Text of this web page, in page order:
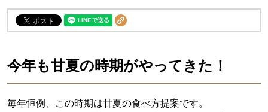
今年も甘夏の時期がやってきた！
毎年恒例、この時期は甘夏の食べ方提案です。